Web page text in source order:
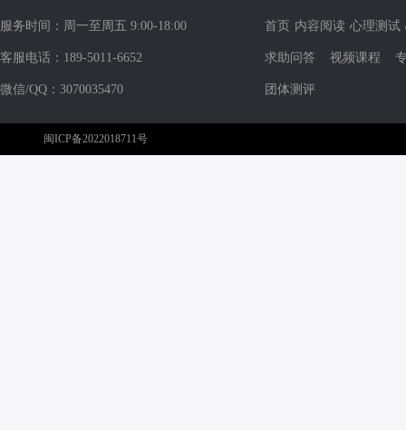
服务时间：周一至周五 9:00-18:00
客服电话：189-5011-6652
微信/QQ：3070035470
首页 内容阅读 心理测试
求助问答 视频课程
团体测评
闽ICP备2022018711号